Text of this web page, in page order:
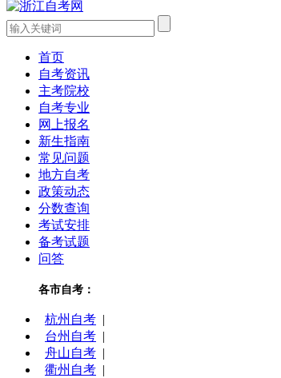
首页
自考资讯
主考院校
自考专业
网上报名
新生指南
常见问题
地方自考
政策动态
分数查询
考试安排
备考试题
问答
各市自考：
杭州自考 |
台州自考 |
舟山自考 |
衢州自考 |